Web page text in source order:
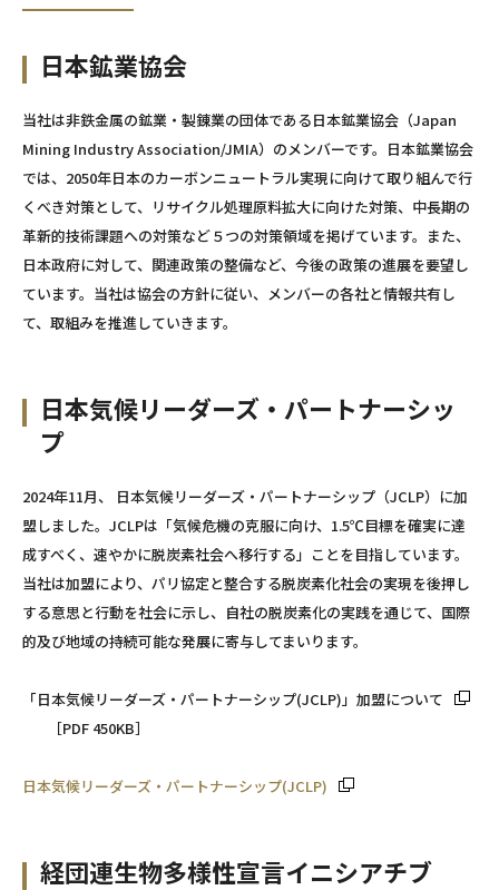
日本鉱業協会
当社は非鉄金属の鉱業・製錬業の団体である日本鉱業協会（Japan
Mining Industry Association/JMIA）のメンバーです。日本鉱業協会
では、2050年日本のカーボンニュートラル実現に向けて取り組んで行
くべき対策として、リサイクル処理原料拡大に向けた対策、中長期の
革新的技術課題への対策など５つの対策領域を掲げています。また、
日本政府に対して、関連政策の整備など、今後の政策の進展を要望し
ています。当社は協会の方針に従い、メンバーの各社と情報共有し
て、取組みを推進していきます。
日本気候リーダーズ・パートナーシッ
プ
2024年11月、 日本気候リーダーズ・パートナーシップ（JCLP）に加
盟しました。JCLPは「気候危機の克服に向け、1.5℃⽬標を確実に達
成すべく、速やかに脱炭素社会へ移行する」ことを目指しています。
当社は加盟により、パリ協定と整合する脱炭素化社会の実現を後押し
する意思と行動を社会に示し、自社の脱炭素化の実践を通じて、国際
的及び地域の持続可能な発展に寄与してまいります。
「日本気候リーダーズ・パートナーシップ(JCLP)」加盟について
［PDF 450KB］
日本気候リーダーズ・パートナーシップ(JCLP)
経団連生物多様性宣言イニシアチブ